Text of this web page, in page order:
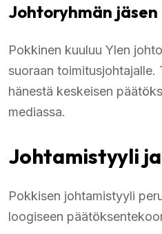
Johtoryhmän jäsen
Pokkinen kuuluu Ylen
suoraan toimitusjohtajalle.
hänestä keskeisen
mediassa.
Johtamistyyli
Pokkisen johtamistyyli
loogiseen